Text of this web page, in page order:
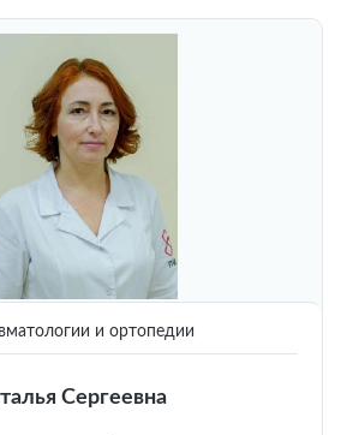
и ортопедии
Сергеевна